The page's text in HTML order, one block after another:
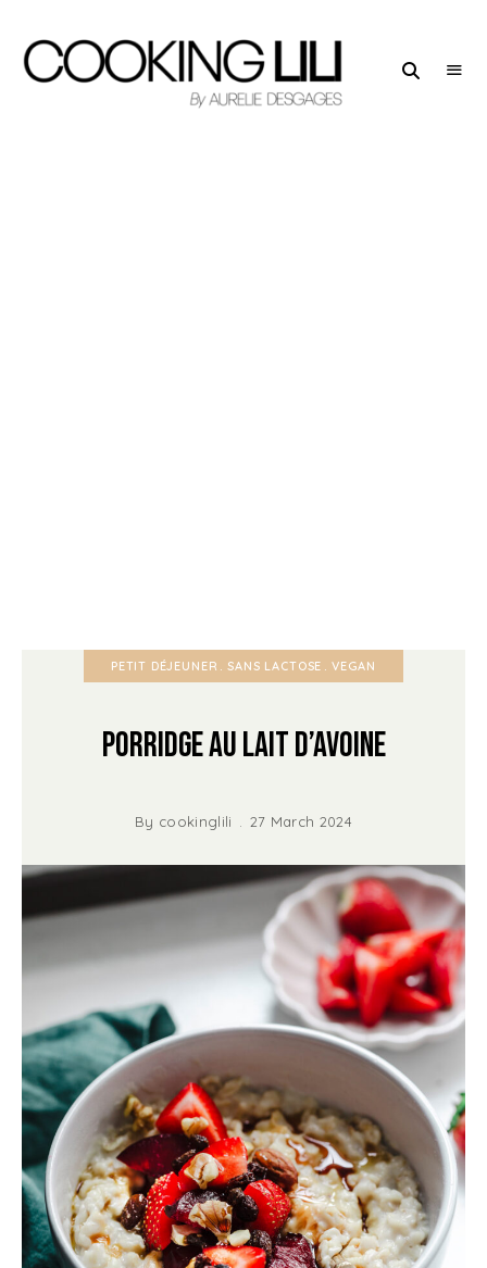
PETIT DÉJEUNER SANS LACTOSE VEGAN
Porridge au lait d’avoine
By cookinglili 27 March 2024